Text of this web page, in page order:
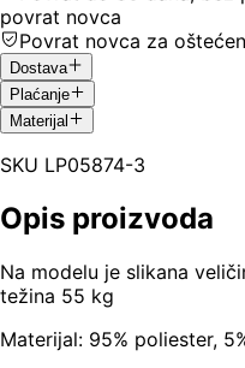
povrat novca
Povrat novca za
Dostava
Plaćanje
Materijal
SKU LP05874-3
Opis proizvoda
Na modelu je slikana
težina 55 kg
Materijal: 95% poliester,